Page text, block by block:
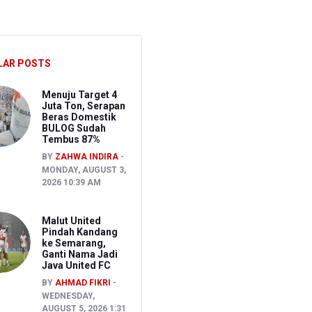
POSTS
Menuju Target 4
Juta Ton, Serapan
Beras Domestik
BULOG Sudah
Tembus 87%
BY ZAHWA INDIRA
MONDAY, AUGUST 3,
2026 10:39 AM
Malut United
Pindah Kandang
ke Semarang,
Ganti Nama Jadi
Java United FC
BY AHMAD FIKRI
WEDNESDAY,
AUGUST 5, 2026 1:31